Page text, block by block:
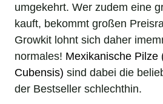
umgekehrt. Wer zudem eine
kauft, bekommt großen
Growkit lohnt sich daher
normales! Mexikanische Pilze
Cubensis) sind dabei die
der Bestseller schlechthin.